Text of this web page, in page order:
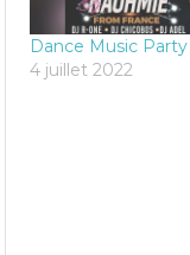
Dance Music Party
4 juillet 2022